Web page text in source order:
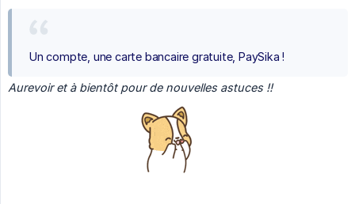
Un compte, une carte bancaire gratuite, PaySika !
Aurevoir et à bientôt pour de nouvelles astuces !!